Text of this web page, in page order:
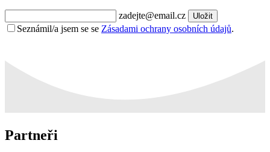
zadejte@email.cz Uložit
Seznámil/a jsem se se Zásadami ochrany osobních údajů.
Partneři